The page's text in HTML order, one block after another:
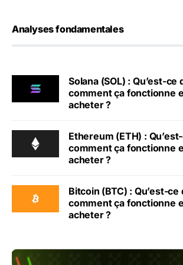
Analyses fondamentales
Solana (SOL) : Qu’est-ce
comment ça fonctionne
acheter ?
Ethereum (ETH) :
comment ça fonctionne
acheter ?
Bitcoin (BTC) : Qu’est-ce
comment ça fonctionne
acheter ?